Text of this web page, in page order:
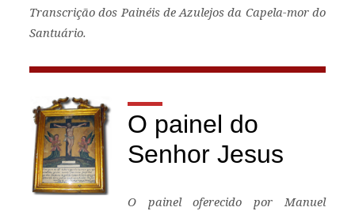
Transcrição dos Painéis de Azulejos da Capela-mor do
Santuário.
O painel do
Senhor Jesus
O painel oferecido por Manuel